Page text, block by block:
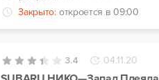
Закрыто: откроется в 09:00
3.4 04.11.20